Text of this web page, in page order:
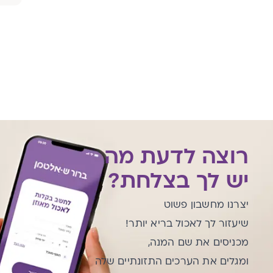
רוצה לדעת מה
יש לך בצלחת?
יצרנו מחשבון פשוט
שיעזור לך לאכול בריא יותר!
מכניסים את שם המנה,
ומגלים את הערכים התזונתיים שלה